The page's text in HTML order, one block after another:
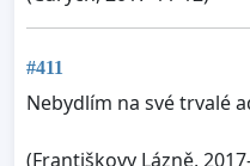
#411
Nebydlím na své trvalé
(Františkovy Lázně,